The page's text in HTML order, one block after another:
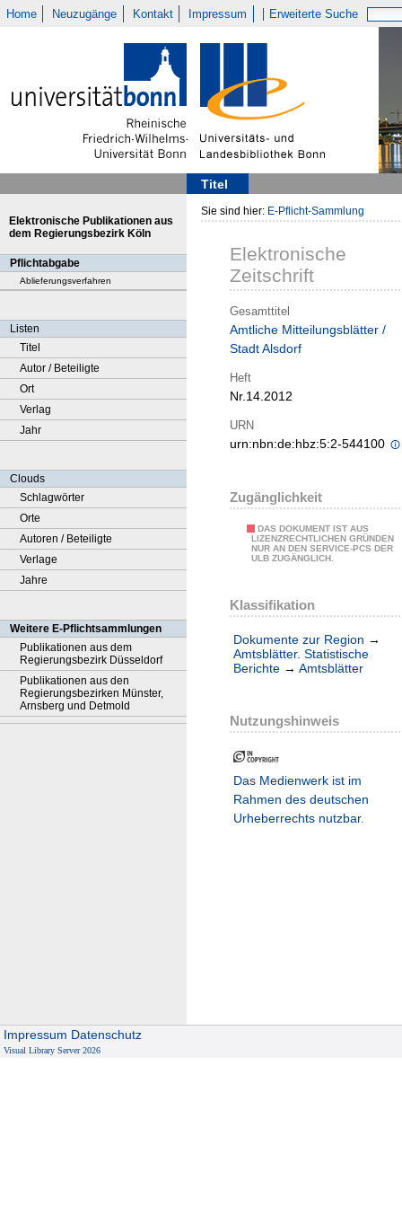
Home Neuzugänge Kontakt Impressum Erweiterte Suche
Titel
Elektronische Publikationen aus
dem Regierungsbezirk Köln
Pflichtabgabe
Ablieferungsverfahren
Listen
Titel
Autor / Beteiligte
Ort
Verlag
Jahr
Clouds
Schlagwörter
Orte
Autoren / Beteiligte
Verlage
Jahre
Weitere E-Pflichtsammlungen
Publikationen aus dem
Regierungsbezirk Düsseldorf
Publikationen aus den
Regierungsbezirken Münster,
Arnsberg und Detmold
Sie sind hier: E-Pflicht-Sammlung
Elektronische
Zeitschrift
Gesamttitel
Amtliche Mitteilungsblätter /
Stadt Alsdorf
Heft
Nr.14.2012
URN
urn:nbn:de:hbz:5:2-544100
Zugänglichkeit
DAS DOKUMENT IST AUS
LIZENZRECHTLICHEN GRÜNDEN
NUR AN DEN SERVICE-PCS DER
ULB ZUGÄNGLICH.
Klassifikation
Dokumente zur Region →
Amtsblätter. Statistische
Berichte → Amtsblätter
Nutzungshinweis
Das Medienwerk ist im
Rahmen des deutschen
Urheberrechts nutzbar.
Impressum Datenschutz
Visual Library Server 2026